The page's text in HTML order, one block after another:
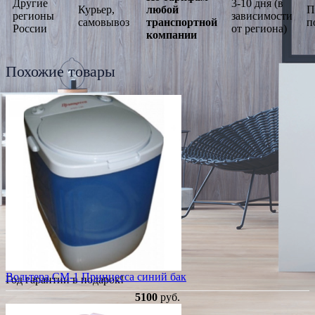
Другие
регионы
России
Курьер,
самовывоз
любой
транспортной
компании
3-10 дня (в
зависимости
от региона)
Похожие товары
Год гарантии в подарок!
Вольтера СМ-1 Принцесса синий бак
5100 руб.